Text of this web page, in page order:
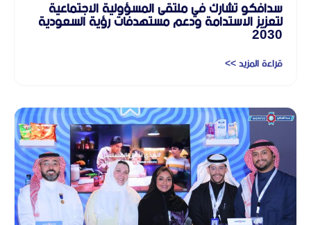
سدافكو تشارك في ملتقى المسؤولية الاجتماعية
لتعزيز الاستدامة ودعم مستهدفات رؤية السعودية
2030
قراءة المزيد >>